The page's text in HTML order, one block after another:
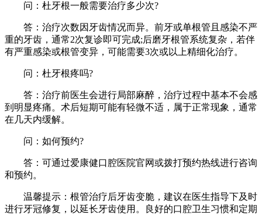
问：杜牙根一般需要治疗多少次?
答：治疗次数因牙齿情况而异。前牙或单根管且感染不严
重的牙齿，通常2次复诊即可完成;后磨牙根管系统复杂，若伴
有严重感染或根管变异，可能需要3次或以上精细化治疗。
问：杜牙根疼吗?
答：治疗前医生会进行局部麻醉，治疗过程中基本不会感
到明显疼痛。术后短期可能有轻微不适，属于正常现象，通常
在几天内缓解。
问：如何预约?
答：可通过爱康健口腔医院官网或拨打预约热线进行咨询
和预约。
温馨提示：根管治疗后牙齿变脆，建议在医生指导下及时
进行牙冠修复，以延长牙齿使用。良好的口腔卫生习惯和定期